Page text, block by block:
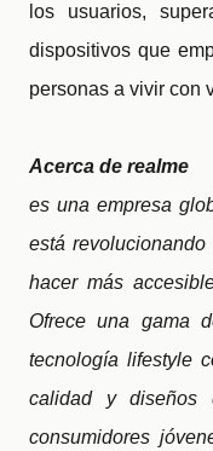
los usuarios,
dispositivos que
personas a vivir con
Acerca de realme
es una empresa
está
hacer más
Ofrece una gama
tecnología lifestyle
calidad y diseños
consumidores